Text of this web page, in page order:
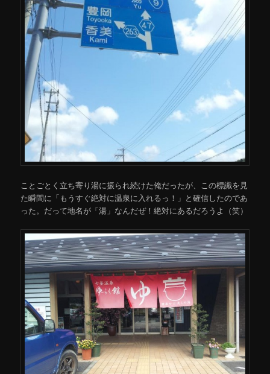
ことごとく立ち寄り湯に振られ続けた俺だったが、この標識を見
た瞬間に「もうすぐ絶対に温泉に入れるっ！」と確信したのであ
った。だって地名が「湯」なんだぜ！絶対にあるだろうよ（笑）